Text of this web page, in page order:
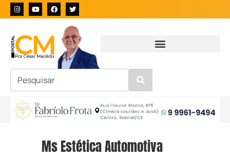
Ms Estética Automotiva